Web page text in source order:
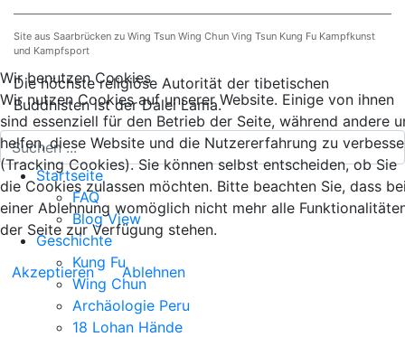
Site aus Saarbrücken zu Wing Tsun Wing Chun Ving Tsun Kung Fu Kampfkunst
und Kampfsport
Die höchste religiöse Autorität der tibetischen
Buddhisten ist der Dalei Lama.
Startseite
FAQ
Blog View
Geschichte
Kung Fu
Wing Chun
Archäologie Peru
18 Lohan Hände
Wir benutzen Cookies
Wir nutzen Cookies auf unserer Website. Einige von ihnen
sind essenziell für den Betrieb der Seite, während andere
helfen, diese Website und die Nutzererfahrung zu
(Tracking Cookies). Sie können selbst entscheiden, ob Sie
die Cookies zulassen möchten. Bitte beachten Sie, dass
einer Ablehnung womöglich nicht mehr alle
der Seite zur Verfügung stehen.
Akzeptieren Ablehnen